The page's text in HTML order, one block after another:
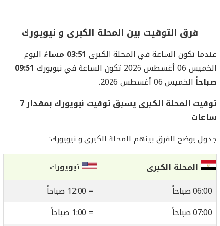
فرق التوقيت بين المحلة الكبرى و نيويورك
عندما تكون الساعة في المحلة الكبرى 03:51 مساءً
اليوم
الخميس 06 أغسطس 2026 تكون الساعة في نيويورك
09:51
صباحاً الخميس 06 أغسطس 2026.
توقيت المحلة الكبرى يسبق توقيت نيويورك بمقدار 7
ساعات
جدول يوضح الفرق بينهم المحلة الكبرى و نيويورك:
المحلة الكبرى
نيويورك
06:00 صباحاً
= 12:00 صباحاً
07:00 صباحاً
= 1:00 صباحاً